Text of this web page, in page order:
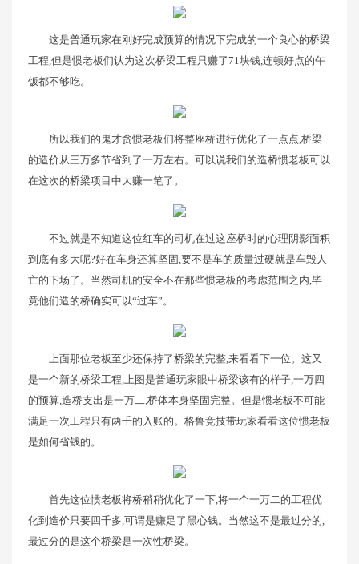
这是普通玩家在刚好完成预算的情况下完成的一个良心的桥梁
工程,但是惯老板们认为这次桥梁工程只赚了71块钱,连顿好点的午
饭都不够吃。
所以我们的鬼才贪惯老板们将整座桥进行优化了一点点,桥梁
的造价从三万多节省到了一万左右。可以说我们的造桥惯老板可以
在这次的桥梁项目中大赚一笔了。
不过就是不知道这位红车的司机在过这座桥时的心理阴影面积
到底有多大呢?好在车身还算坚固,要不是车的质量过硬就是车毁人
亡的下场了。当然司机的安全不在那些惯老板的考虑范围之内,毕
竟他们造的桥确实可以“过车”。
上面那位老板至少还保持了桥梁的完整,来看看下一位。这又
是一个新的桥梁工程,上图是普通玩家眼中桥梁该有的样子,一万四
的预算,造桥支出是一万二,桥体本身坚固完整。但是惯老板不可能
满足一次工程只有两千的入账的。格鲁竞技带玩家看看这位惯老板
是如何省钱的。
首先这位惯老板将桥稍稍优化了一下,将一个一万二的工程优
化到造价只要四千多,可谓是赚足了黑心钱。当然这不是最过分的,
最过分的是这个桥梁是一次性桥梁。